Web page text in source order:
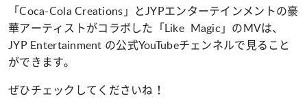
「Coca-Cola Creations」とJYPエンターテインメントの豪
華アーティストがコラボした「Like Magic」のMVは、
JYP Entertainment の公式YouTubeチェンネルで見ること
ができます。
ぜひチェックしてくださいね！